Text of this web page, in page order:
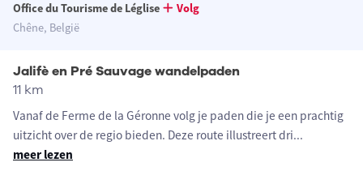
Office du Tourisme de Léglise
Volg
Chêne, België
Jalifè en Pré Sauvage wandelpaden
11 km
Vanaf de Ferme de la Géronne volg je paden die je een prachtig
uitzicht over de regio bieden. Deze route illustreert dri...
meer lezen